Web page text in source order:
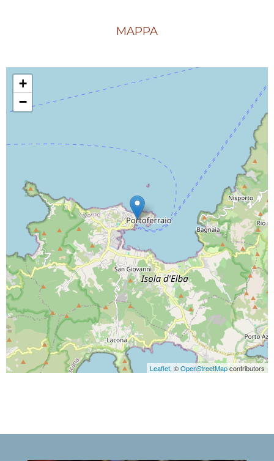
MAPPA
+
−
Leaflet, ©OpenStreetMapcontributors